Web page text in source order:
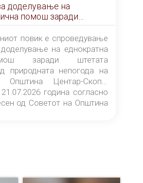
помош заради
на Општина
повик е спроведување
на еднократна
заради штетата
природната непогода на
Општина Центар-Скопје
година согласно
од Советот на Општина